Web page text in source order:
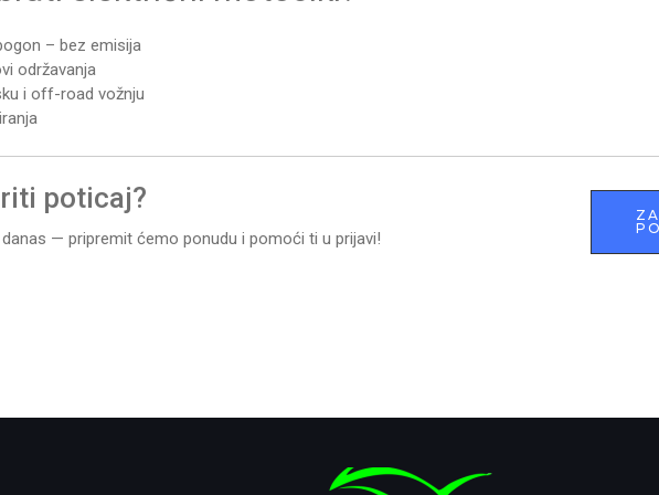
– bez emisija
održavanja
i off-road vožnju
poticaj?
— pripremit ćemo ponudu i pomoći ti u prijavi!